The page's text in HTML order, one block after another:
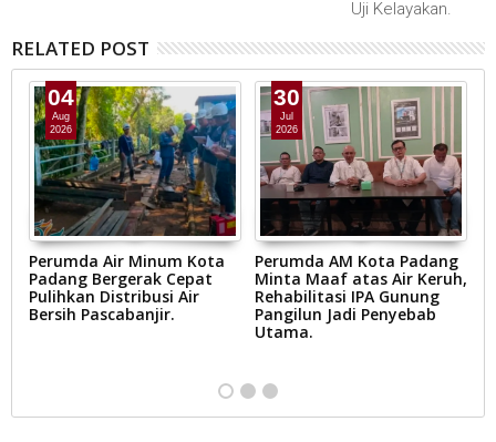
Uji Kelayakan.
RELATED POST
04
Aug
2026
Perumda Air Minum Kota
Padang Bergerak Cepat
Pulihkan Distribusi Air
Bersih Pascabanjir.
30
Jul
2026
Perumda AM Kota Padang
Minta Maaf atas Air Keruh,
Rehabilitasi IPA Gunung
Pangilun Jadi Penyebab
Utama.